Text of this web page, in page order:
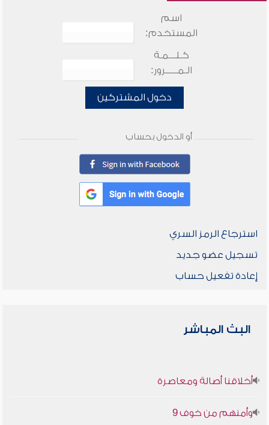
اسم
المستخدم:
كـلـــمـة
الـمـــــرور:
دخول المشتركين
أو الدخول بحساب
استرجاع الرمز السري
تسجيل عضو جديد
إعادة تفعيل حساب
البث المباشر
أخلاقنا أصالة ومعاصرة
وأمنهم من خوف 9